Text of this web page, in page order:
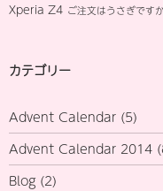
Xperia Z4 ご注文はうさぎです
カテゴリー
Advent Calendar (5)
Advent Calendar 2014
Blog (2)